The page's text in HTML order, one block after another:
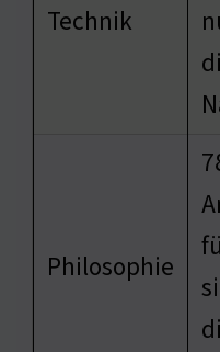
Technik
Philosophie